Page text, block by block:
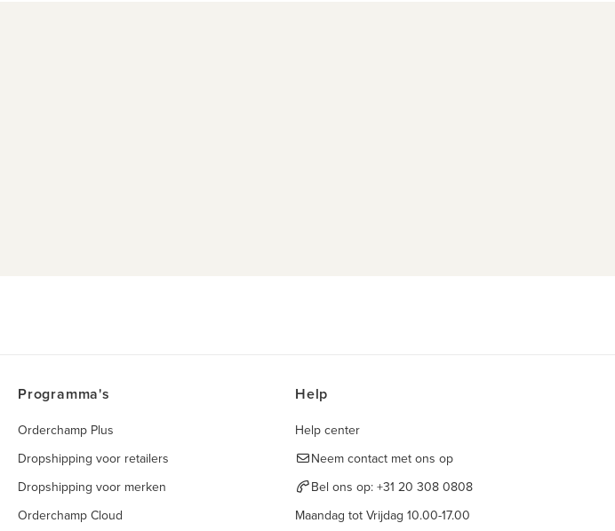
Programma's
Orderchamp Plus
Dropshipping voor retailers
Dropshipping voor merken
Orderchamp Cloud
Help
Help center
Neem contact met ons op
Bel ons op: +31 20 308 0808
Maandag tot Vrijdag 10.00-17.00